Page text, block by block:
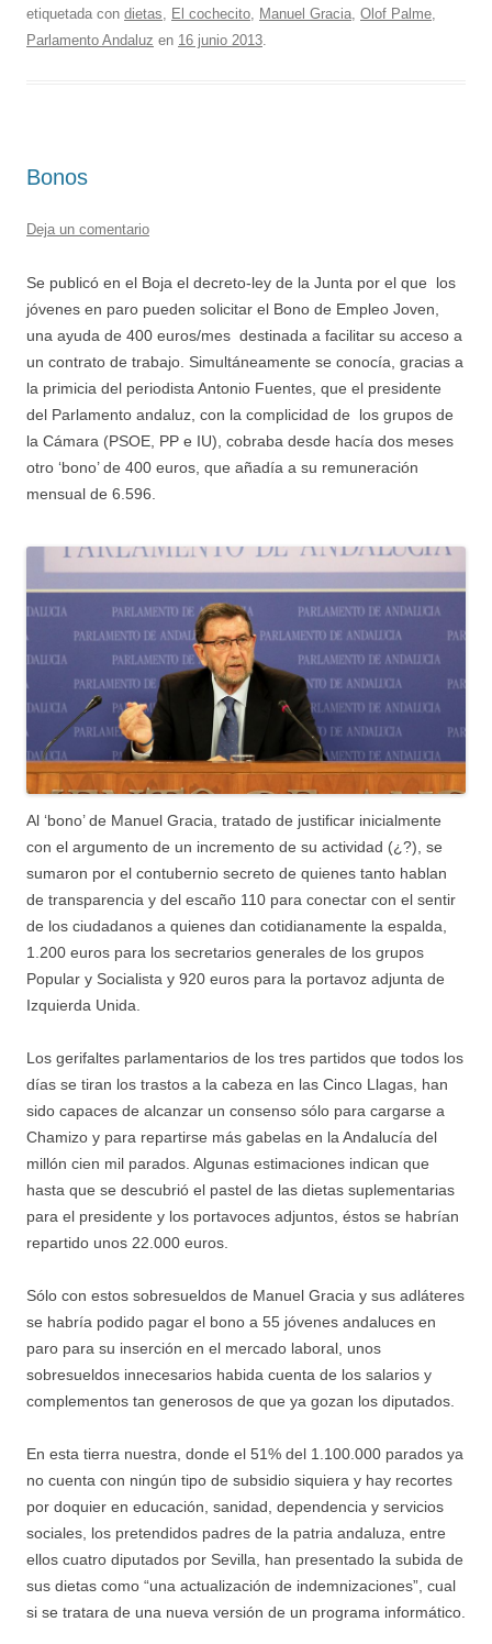
etiquetada con dietas, El cochecito, Manuel Gracia, Olof Palme,
Parlamento Andaluz en 16 junio 2013.
Bonos
Deja un comentario
Se publicó en el Boja el decreto-ley de la Junta por el que los
jóvenes en paro pueden solicitar el Bono de Empleo Joven,
una ayuda de 400 euros/mes destinada a facilitar su acceso a
un contrato de trabajo. Simultáneamente se conocía, gracias a
la primicia del periodista Antonio Fuentes, que el presidente
del Parlamento andaluz, con la complicidad de los grupos de
la Cámara (PSOE, PP e IU), cobraba desde hacía dos meses
otro ‘bono’ de 400 euros, que añadía a su remuneración
mensual de 6.596.
Al ‘bono’ de Manuel Gracia, tratado de justificar inicialmente
con el argumento de un incremento de su actividad (¿?), se
sumaron por el contubernio secreto de quienes tanto hablan
de transparencia y del escaño 110 para conectar con el sentir
de los ciudadanos a quienes dan cotidianamente la espalda,
1.200 euros para los secretarios generales de los grupos
Popular y Socialista y 920 euros para la portavoz adjunta de
Izquierda Unida.
Los gerifaltes parlamentarios de los tres partidos que todos los
días se tiran los trastos a la cabeza en las Cinco Llagas, han
sido capaces de alcanzar un consenso sólo para cargarse a
Chamizo y para repartirse más gabelas en la Andalucía del
millón cien mil parados. Algunas estimaciones indican que
hasta que se descubrió el pastel de las dietas suplementarias
para el presidente y los portavoces adjuntos, éstos se habrían
repartido unos 22.000 euros.
Sólo con estos sobresueldos de Manuel Gracia y sus adláteres
se habría podido pagar el bono a 55 jóvenes andaluces en
paro para su inserción en el mercado laboral, unos
sobresueldos innecesarios habida cuenta de los salarios y
complementos tan generosos de que ya gozan los diputados.
En esta tierra nuestra, donde el 51% del 1.100.000 parados ya
no cuenta con ningún tipo de subsidio siquiera y hay recortes
por doquier en educación, sanidad, dependencia y servicios
sociales, los pretendidos padres de la patria andaluza, entre
ellos cuatro diputados por Sevilla, han presentado la subida de
sus dietas como “una actualización de indemnizaciones”, cual
si se tratara de una nueva versión de un programa informático.